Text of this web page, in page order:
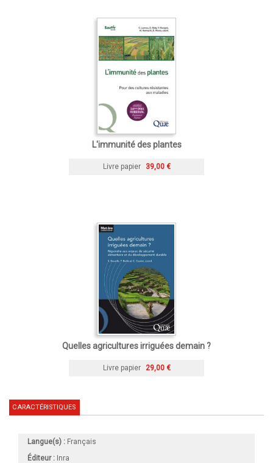
L'immunité des plantes
Livre papier 39,00 €
Quelles agricultures irriguées demain ?
Livre papier 29,00 €
CARACTÉRISTIQUES
Langue(s) : Français
Éditeur : Inra